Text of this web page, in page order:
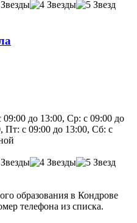
до 13:00, Ср: с 09:00 до
Пт: с 09:00 до 13:00, Сб: с
образования в Кондрове
телефона из списка.